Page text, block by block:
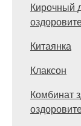
Кирочный
Китаянка
Клаксон
Комбинат